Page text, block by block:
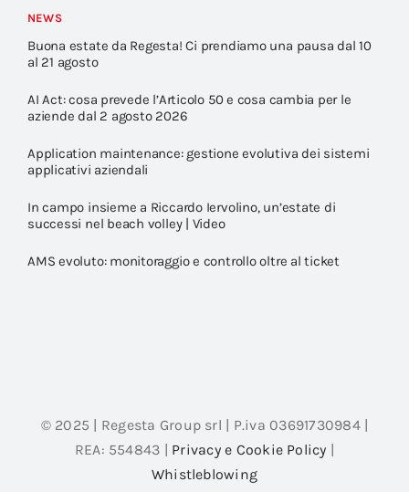
NEWS
Buona estate da Regesta! Ci prendiamo una pausa dal 10
al 21 agosto
AI Act: cosa prevede l’Articolo 50 e cosa cambia per le
aziende dal 2 agosto 2026
Application maintenance: gestione evolutiva dei sistemi
applicativi aziendali
In campo insieme a Riccardo Iervolino, un’estate di
successi nel beach volley | Video
AMS evoluto: monitoraggio e controllo oltre al ticket
© 2025 | Regesta Group srl | P.iva 03691730984 |
REA: 554843 | Privacy e Cookie Policy
Whistleblowing